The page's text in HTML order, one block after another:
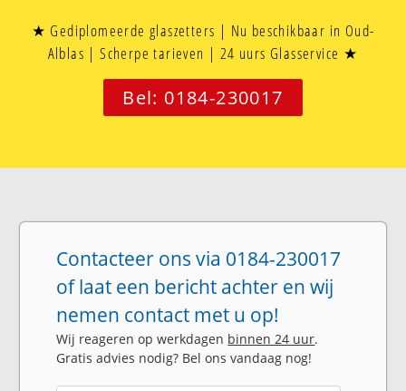
★ Gediplomeerde glaszetters | Nu beschikbaar in Oud-
Alblas | Scherpe tarieven | 24 uurs Glasservice ★
Bel: 0184-230017
Contacteer ons via 0184-230017
of laat een bericht achter en wij
nemen contact met u op!
Wij reageren op werkdagen binnen 24 uur.
Gratis advies nodig? Bel ons vandaag nog!